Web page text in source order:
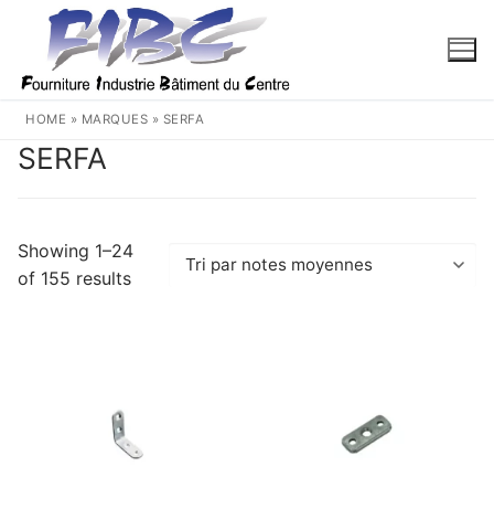
contenu
HOME » MARQUES » SERFA
SERFA
Showing 1–24
of 155 results
Trié